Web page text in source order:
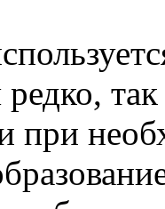
редко,
при